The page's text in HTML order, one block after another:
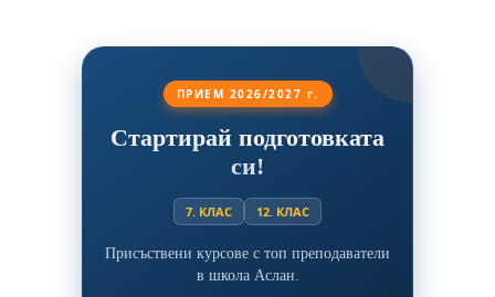
ПРИЕМ 2026/2027 г.
Стартирай подготовката
си!
7. КЛАС 12. КЛАС
Присъствени курсове с топ преподаватели
в школа Аслан.